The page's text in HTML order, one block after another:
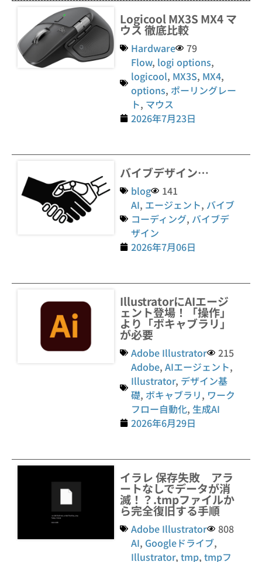
Logicool MX3S MX4 マ
ウス 徹底比較
Hardware
79
Flow, logi options,
logicool, MX3S, MX4,
options, ポーリングレー
ト, マウス
2026年7月23日
バイブデザイン…
blog
141
AI, エージェント, バイブ
コーディング, バイブデ
ザイン
2026年7月06日
IllustratorにAIエージ
ェント登場！「操作」
より「ボキャブラリ」
が必要
Adobe Illustrator
215
Adobe,AIエージェント,
Illustrator, デザイン基
礎, ボキャブラリ, ワーク
フロー自動化, 生成AI
2026年6月29日
イラレ 保存失敗 アラ
ートなしでデータが消
滅！？.tmpファイルか
ら完全復旧する手順
Adobe Illustrator
808
AI, Googleドライブ,
Illustrator,tmp,tmpフ